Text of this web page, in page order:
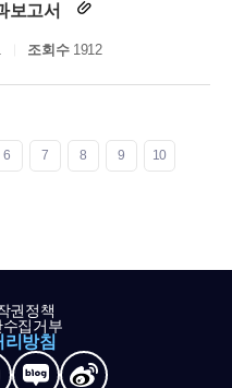
보고서
조회수1912
6 7 8 9 10
권정책
집거부
리방침